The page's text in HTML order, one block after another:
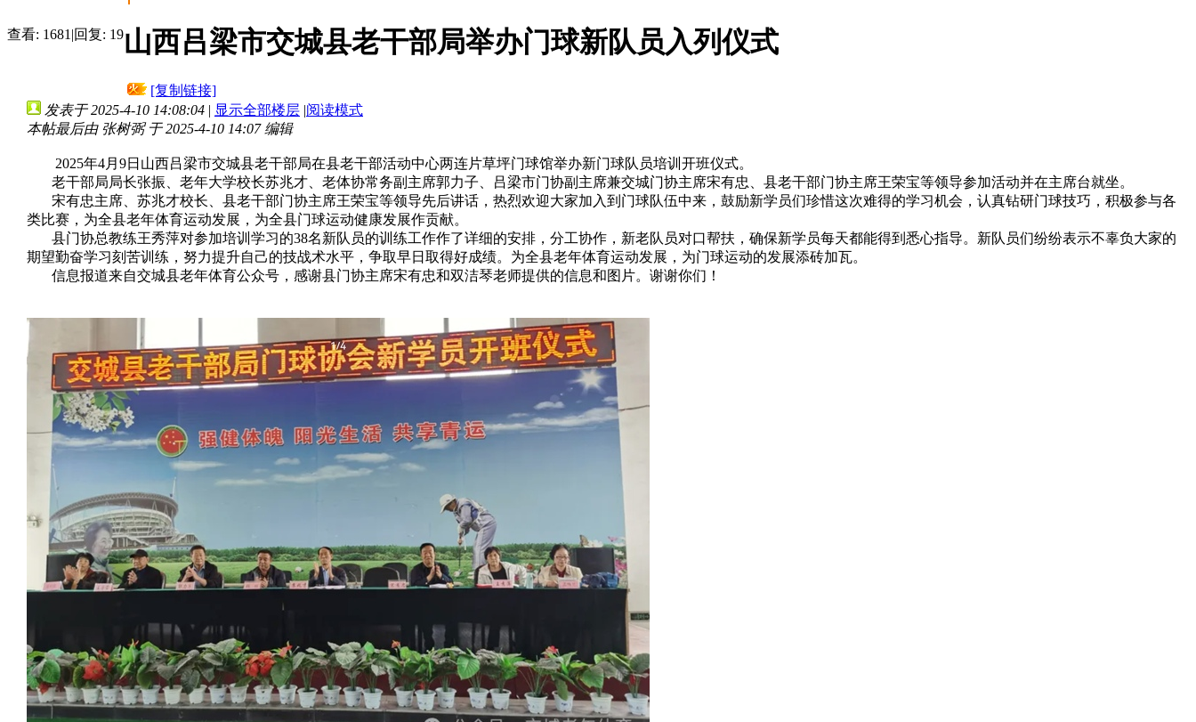
查看: 1681 |回复: 19山西吕梁市交城县老干部局举办门球新队员入列仪式
[复制链接]
发表于 2025-4-10 14:08:04 | 显示全部楼层 |阅读模式
本帖最后由 张树弼 于 2025-4-10 14:07 编辑
2025年4月9日山西吕梁市交城县老干部局在县老干部活动中心两连片草坪门球馆举办新门球队员培训开班仪式。
老干部局局长张振、老年大学校长苏兆才、老体协常务副主席郭力子、吕梁市门协副主席兼交城门协主席宋有忠、县老干部门协主席王荣宝等领导参加活动并在主席台就坐。
宋有忠主席、苏兆才校长、县老干部门协主席王荣宝等领导先后讲话，热烈欢迎大家加入到门球队伍中来，鼓励新学员们珍惜这次难得的学习机会，认真钻研门球技巧，积极参与各
类比赛，为全县老年体育运动发展，为全县门球运动健康发展作贡献。
县门协总教练王秀萍对参加培训学习的38名新队员的训练工作作了详细的安排，分工协作，新老队员对口帮扶，确保新学员每天都能得到悉心指导。新队员们纷纷表示不辜负大家的
期望勤奋学习刻苦训练，努力提升自己的技战术水平，争取早日取得好成绩。为全县老年体育运动发展，为门球运动的发展添砖加瓦。
信息报道来自交城县老年体育公众号，感谢县门协主席宋有忠和双洁琴老师提供的信息和图片。谢谢你们！